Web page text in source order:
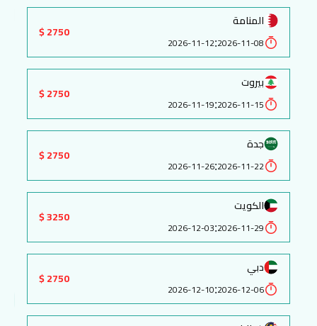
المنامة
2026-11-08
:
2026-11-12
2750 $
بيروت
2026-11-15
:
2026-11-19
2750 $
جدة
2026-11-22
:
2026-11-26
2750 $
الكويت
2026-11-29
:
2026-12-03
3250 $
دبي
2026-12-06
:
2026-12-10
2750 $